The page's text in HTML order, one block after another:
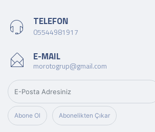
TELEFON
05544981917
E-MAIL
morotogrup@gmail.com
Abone Ol Abonelikten Çıkar